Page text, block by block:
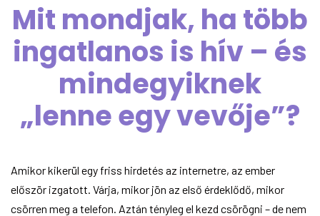
Mit mondjak, ha több
ingatlanos is hív – és
mindegyiknek
„lenne egy vevője”?
Amikor kikerül egy friss hirdetés az internetre, az ember
először izgatott. Várja, mikor jön az első érdeklődő, mikor
csörren meg a telefon. Aztán tényleg el kezd csörögni – de nem